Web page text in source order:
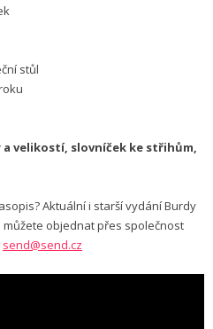
stůl
velikostí, slovníček ke střihům,
Aktuální i starší vydání Burdy
objednat přes společnost
send@send.cz